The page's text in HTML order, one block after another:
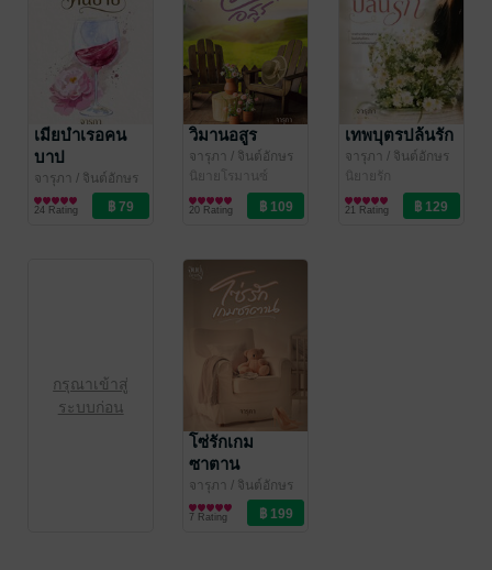
เมียบำเรอคน
บาป
จารุภา / จินต์อักษร
สำนักพิมพ์
นิยายโรมานซ์
24 Rating
วิมานอสูร
จารุภา / จินต์อักษร
สำนักพิมพ์
นิยายโรมานซ์
20 Rating
เทพบุตรปล้นรัก
จารุภา / จินต์อักษร
สำนักพิมพ์
นิยายรัก
21 Rating
กรุณาเข้าสู่
ระบบก่อน
โซ่รักเกม
ซาตาน
จารุภา / จินต์อักษร
สำนักพิมพ์
นิยายโรมานซ์
7 Rating